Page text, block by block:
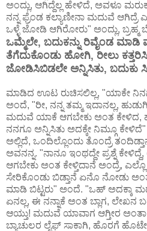
ಅಂದ್ಲು, ಆಗಿದ್ದೆಲ್ಲ ಹೇಳಿದೆ, ಅವಳೂ
ನನ್ನ ಫ್ರೆಂಡ ಕಲ್ಯಾಣೀನಾ ಮದುವೆ ಆಗಿದ್ರೆ
ಒಳ್ಳೆ ಜೋಡಿ ಆಗಿರೋರು" ಅಂದ್ಲು,
ಒಮ್ಮೆಲೇ, ಬದುಕನ್ನು ರಿವೈಂಡ
ತೆಗೆದುಕೊಂಡು ಹೋಗಿ, ರೀಲು
ಜೋಡಿಸಿಬಿಡಲೇ ಅನ್ನಿಸಿತು, ಬದುಕು
ಮಾಡಿದ ಊಟ ರುಚಿಸಲಿಲ್ಲ, "ಯಾಕೇ ನಿನಗೆ
ಅಂದೆ, "ರೀ, ನನ್ನ ತಮ್ಮ ಇದಾನಲ್ಲ,
ಮದುವೆ ಯಾಕೆ ಆಗಬೇಕು ಅಂತ ಕೇಳಿದ,
ನನಗೂ ಅನ್ನಿಸಿತು ಅದಕ್ಕೇ ನಿಮ್ಗೂ
ಅಲ್ಲಿದೆ, ಒಂದಿಲ್ಲೊಂದು ತೊಂದ್ರೆ
ಅವನನ್ನ. "ನಾನೂ ಇಂಥದ್ದೇ ಪ್ರಶ್ನೆ
ಆಗಬೇಕು ಅಂತ ಕೇಳ್ತಿದಾನೆ ಅಂದ್ರೆ,
ಸೇರಿಕೊಂಡು ಬಿಡ್ತಾನೆ ಏನೊ ನೋಡು
ಮಾಡಿ ಬಿಟ್ಟರು" ಅಂದೆ. "ಒಹ್ ಅದಕ್ಕಾ
ಏನಲ್ಲ, ಈ ನನ್ನಾಕೆ ಅಂತ ಬ್ಲಾಗ, ಲೇಖನ
ಆಯ್ತು! ಮದುವೆ ಯಾವಾಗ ಆಗ್ತೀರ
ಬ್ಯಾಚುಲರ ಲೈಫ್ ಸಾಕಾಗಿ, ಹೊರಗೆ